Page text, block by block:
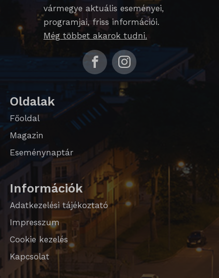
vármegye aktuális eseményei,
programjai, friss információi.
Még többet akarok tudni.
Oldalak
Főoldal
Magazin
Eseménynaptár
Információk
Adatkezelési tájékoztató
Impresszum
Cookie kezelés
Kapcsolat